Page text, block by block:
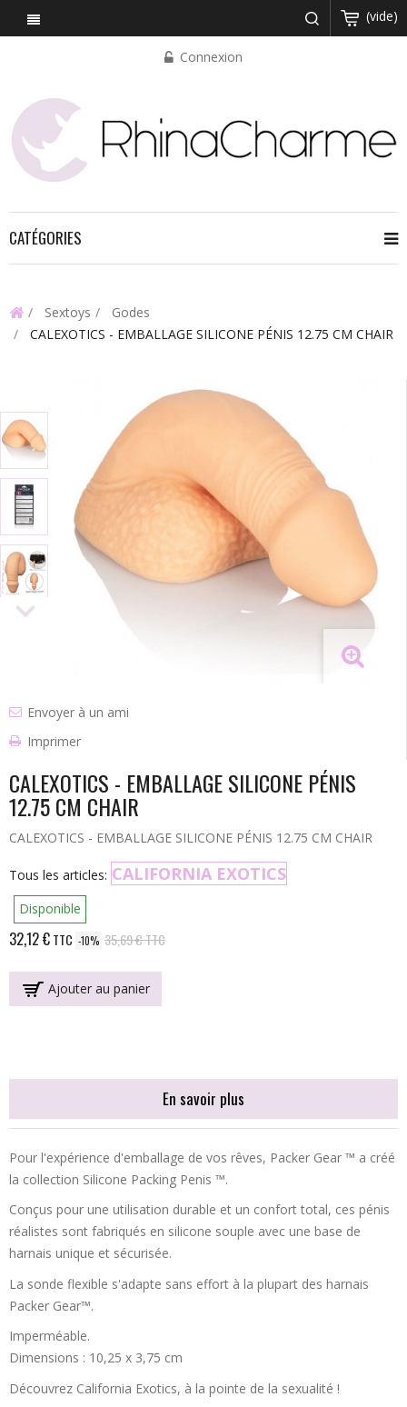
(vide)
Connexion
CATÉGORIES
Sextoys
Godes
CALEXOTICS - EMBALLAGE SILICONE PÉNIS 12.75 CM CHAIR
Envoyer à un ami
Imprimer
CALEXOTICS - EMBALLAGE SILICONE PÉNIS
12.75 CM CHAIR
CALEXOTICS - EMBALLAGE SILICONE PÉNIS 12.75 CM CHAIR
Tous les articles: CALIFORNIA EXOTICS
Disponible
32,12 €TTC -10% 35,69 €TTC
Ajouter au panier
En savoir plus
Pour l'expérience d'emballage de vos rêves, Packer Gear ™ a créé
la collection Silicone Packing Penis ™.
Conçus pour une utilisation durable et un confort total, ces pénis
réalistes sont fabriqués en silicone souple avec une base de
harnais unique et sécurisée.
La sonde flexible s'adapte sans effort à la plupart des harnais
Packer Gear™.
Imperméable.
Dimensions : 10,25 x 3,75 cm
Découvrez California Exotics, à la pointe de la sexualité !